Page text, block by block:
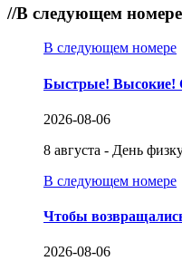
//В следующем
В следующем номере
Быстрые! Высокие!
2026-08-06
8 августа - День
В следующем номере
Чтобы
2026-08-06